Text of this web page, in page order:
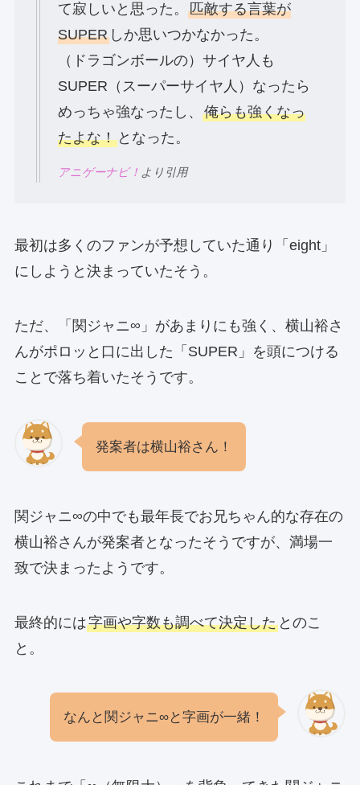
て寂しいと思った。 匹敵する言葉が
SUPERしか思いつかなかった。
（ドラゴンボールの）サイヤ人も
SUPER（スーパーサイヤ人）なったら
めっちゃ強なったし、 俺らも強くなっ
たよな！となった。
アニゲーナビ！ より引用
最初は多くのファンが予想していた通り「eight」
にしようと決まっていたそう。
ただ、「関ジャニ∞」があまりにも強く、横山裕さ
んがポロッと口に出した「SUPER」を頭につける
ことで落ち着いたそうです。
発案者は横山裕さん！
関ジャニ∞の中でも最年長でお兄ちゃん的な存在の
横山裕さんが発案者となったそうですが、満場一
致で決まったようです。
最終的には字画や字数も調べて決定したとのこ
と。
なんと関ジャニ∞と字画が一緒！